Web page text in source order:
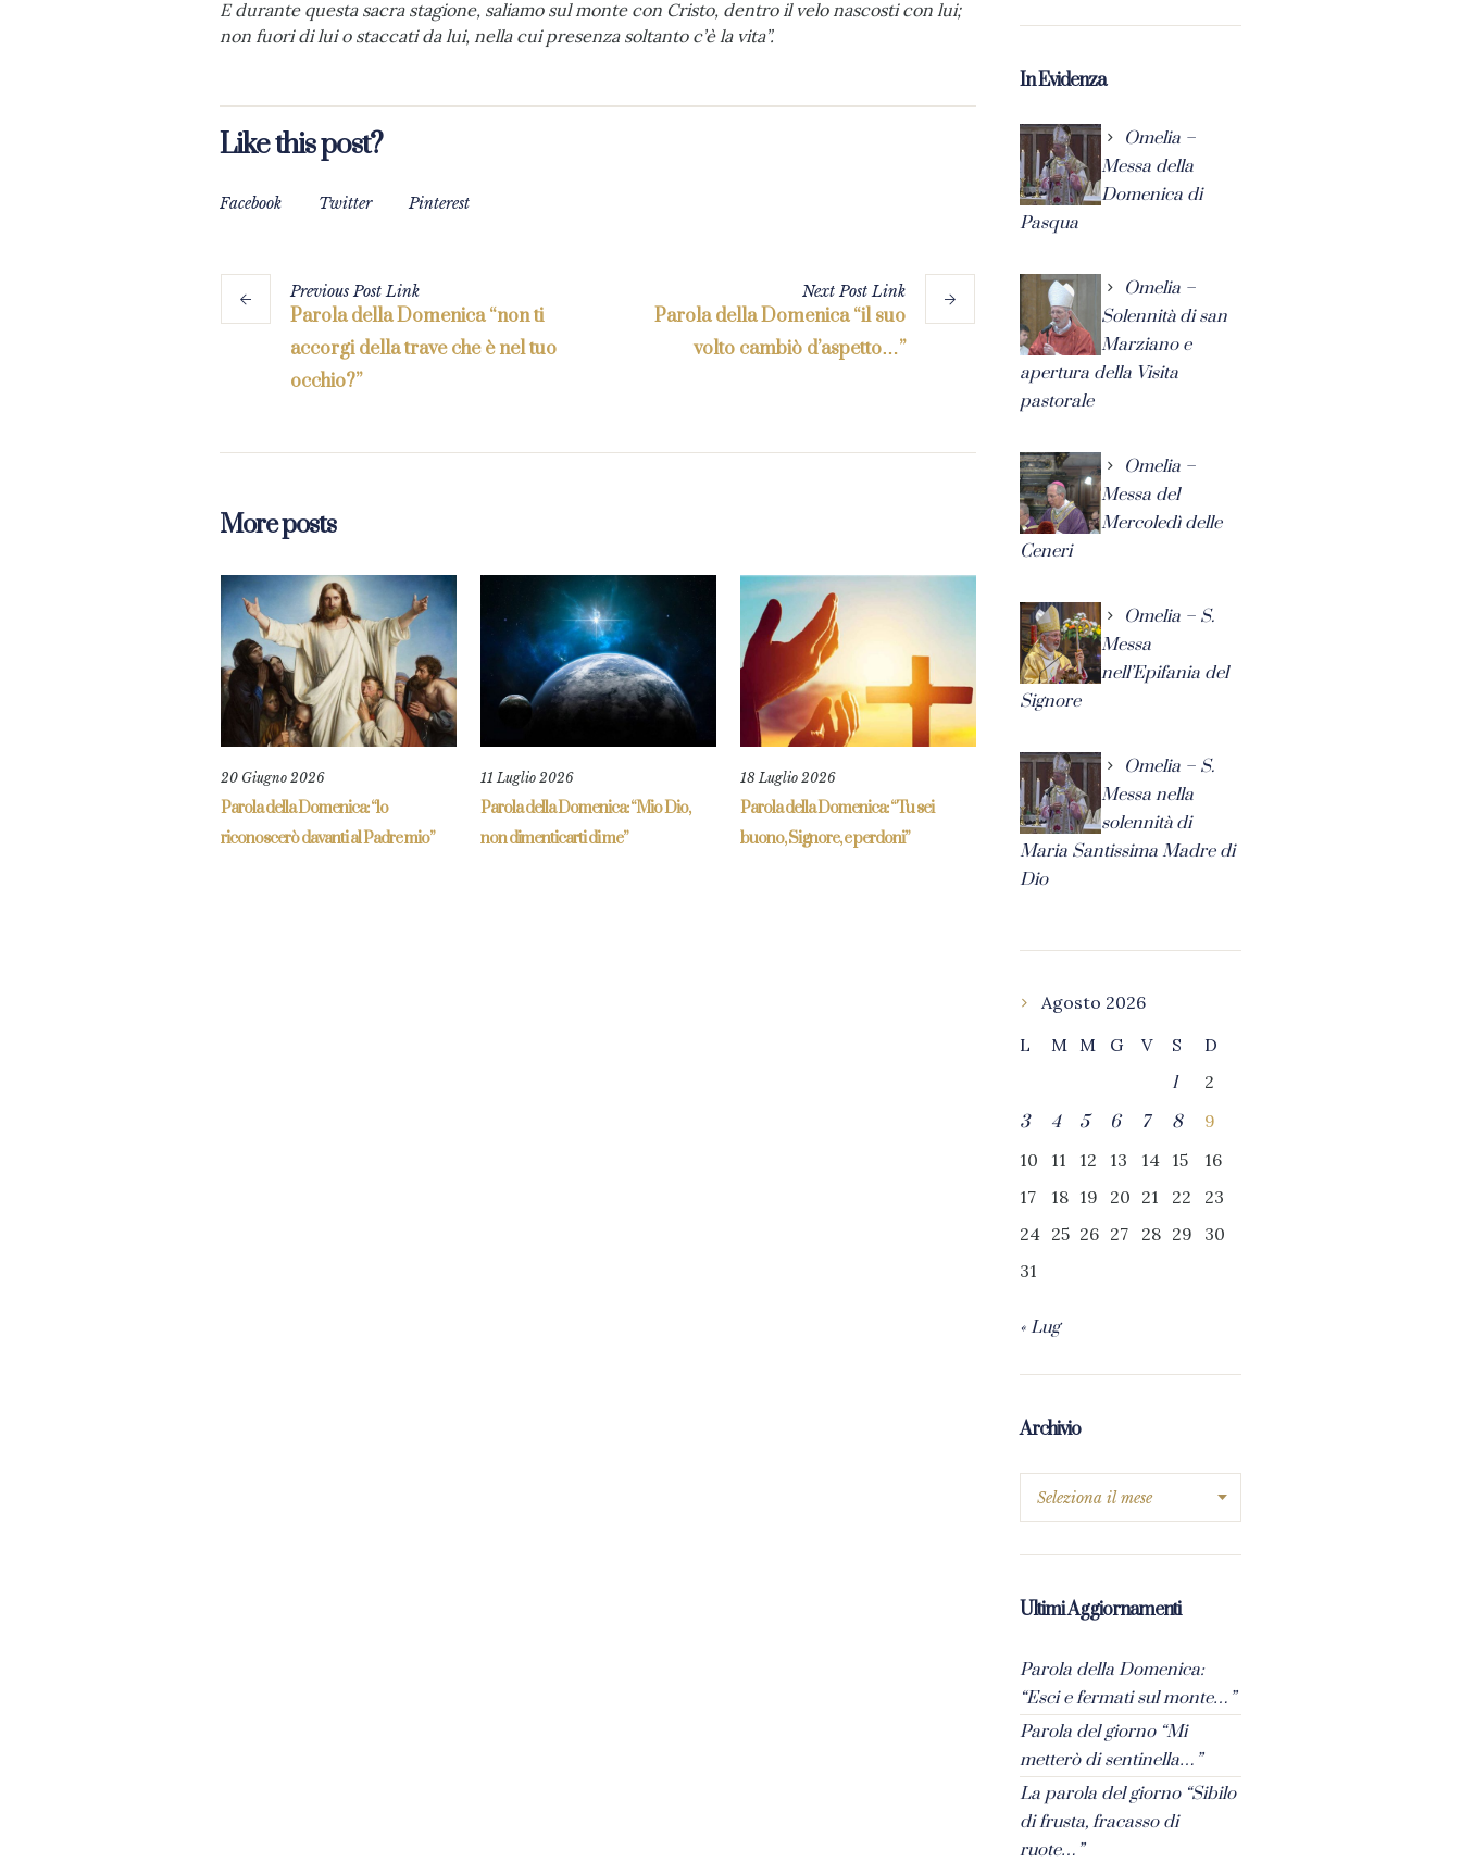
E du­rante questa sacra stagione, saliamo sul monte con Cristo, dentro il velo nascosti con lui;
non fuori di lui o staccati da lui, nella cui presenza soltanto c’è la vita”.
Like this post?
Facebook Twitter Pinterest
PreviousPostLink
Parola della Domenica “non ti
accorgi della trave che è nel tuo
occhio?”
NextPostLink
Parola della Domenica “il suo
volto cambiò d’aspetto…”
More posts
20 Giugno 2026
Parola della Domenica: “lo
riconoscerò davanti al Padre mio”
11 Luglio 2026
Parola della Domenica: “Mio Dio,
non dimenticarti di me”
18 Luglio 2026
Parola della Domenica: “Tu sei
buono, Signore, e perdoni”
In Evidenza
Omelia –
Messa della
Domenica di
Pasqua
Omelia –
Solennità di san
Marziano e
apertura della Visita
pastorale
Omelia –
Messa del
Mercoledì delle
Ceneri
Omelia – S.
Messa
nell’Epifania del
Signore
Omelia – S.
Messa nella
solennità di
Maria Santissima Madre di
Dio
Agosto 2026
L
M M G V S
D
1
2
3
4 5 6 7 8
9
10
11 12 13 14 15
16
17
18 19 20 21 22
23
24 25 26 27 28 29
30
31
« Lug
Archivio
Ultimi Aggiornamenti
Parola della Domenica:
“Esci e fermati sul monte…”
Parola del giorno “Mi
metterò di sentinella…”
La parola del giorno “Sibilo
di frusta, fracasso di
ruote…”